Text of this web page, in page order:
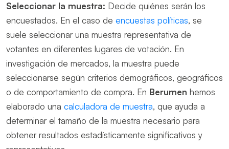
Seleccionar la muestra: Decide quiénes serán los
encuestados. En el caso de encuestas políticas, se
suele seleccionar una muestra representativa de
votantes en diferentes lugares de votación. En
investigación de mercados, la muestra puede
seleccionarse según criterios demográficos, geográficos
o de comportamiento de compra. En Berumen hemos
elaborado una calculadora de muestra, que ayuda a
determinar el tamaño de la muestra necesario para
obtener resultados estadísticamente significativos y